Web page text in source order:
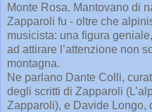
Monte Rosa. Mantovano di
Zapparoli fu - oltre che
musicista: una figura
ad attirare l’attenzione non
montagna.
Ne parlano Dante Colli,
degli scritti di Zapparoli
Zapparoli), e Davide Longo,